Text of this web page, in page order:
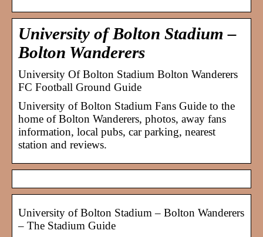
University of Bolton Stadium –
Bolton Wanderers
University Of Bolton Stadium Bolton Wanderers
FC Football Ground Guide
University of Bolton Stadium Fans Guide to the
home of Bolton Wanderers, photos, away fans
information, local pubs, car parking, nearest
station and reviews.
University of Bolton Stadium – Bolton Wanderers
– The Stadium Guide